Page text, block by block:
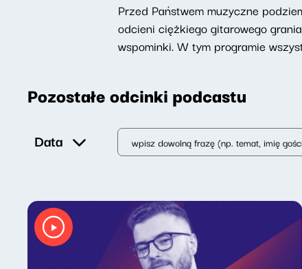
Przed Państwem muzyczne
odcieni ciężkiego gitarowego
wspominki. W tym programie
Pozostałe odcinki podcastu
Data